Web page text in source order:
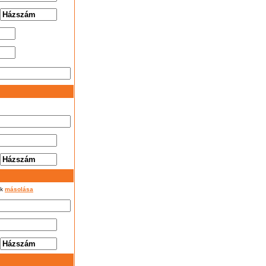
másolása